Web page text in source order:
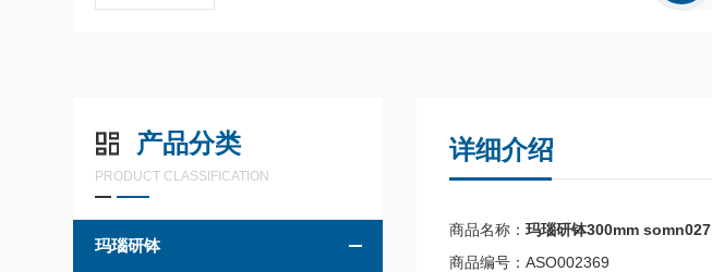
产品分类
PRODUCT CLASSIFICATION
玛瑙研钵
详细介绍
商品名称： 玛瑙研钵300mm somn027
商品编号：ASO002369